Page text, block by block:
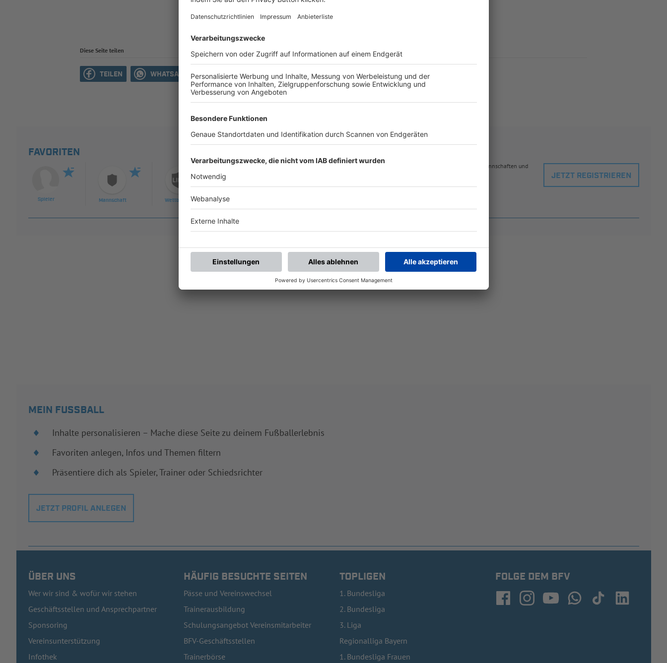
Diese Seite teilen
TEILEN WHATSAPP MAIL
FAVORITEN
Spieler Mannschaft Wettbewerb
Nach der Registrierung kannst du dir Favoriten setzen. So bist du ganz nah an deinen Lieblingsspielern, Mannschaften und
Ligen, die dann direkt hier angezeigt werden.
JETZT REGISTRIEREN
MEIN FUSSBALL
Inhalte personalisieren – Mache diese Seite zu deinem Fußballerlebnis
Favoriten anlegen, Infos und Themen filtern
Präsentiere dich als Spieler, Trainer oder Schiedsrichter
JETZT PROFIL ANLEGEN
ÜBER UNS
Wer wir sind & wofür wir stehen
Geschäftsstellen und Ansprechpartner
Sponsoring
Vereinsunterstützung
Infothek
HÄUFIG BESUCHTE SEITEN
Pässe und Vereinswechsel
Trainerausbildung
Schulungsangebot Vereinsmitarbeiter
BFV-Geschäftsstellen
Trainerbörse
TOPLIGEN
1. Bundesliga
2. Bundesliga
3. Liga
Regionalliga Bayern
1. Bundesliga Frauen
FOLGE DEM BFV